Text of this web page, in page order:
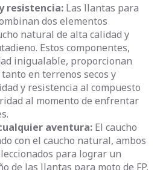
resistencia: Las llantas para
dos elementos
natural de alta calidad y
Estos componentes,
inigualable, proporcionan
en terrenos secos y
y resistencia al compuesto
al momento de enfrentar
aventura: El caucho
con el caucho natural, ambos
para lograr un
de las llantas para moto de FP,